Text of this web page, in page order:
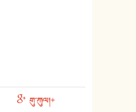
གུ་ཀུལ།+